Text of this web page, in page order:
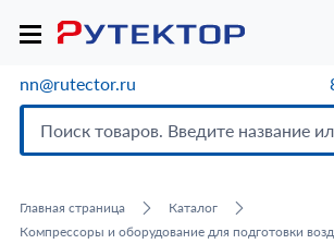
nn@rutector.ru
Главная страница
Каталог
Компрессоры и оборудование для подготовки